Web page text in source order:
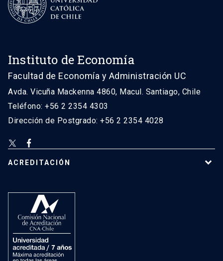
Instituto de Economía
Facultad de Economía y Administración UC
Avda. Vicuña Mackenna 4860, Macul. Santiago, Chile
Teléfono: +56 2 2354 4303
Dirección de Postgrado: +56 2 2354 4028
ACREDITACIÓN